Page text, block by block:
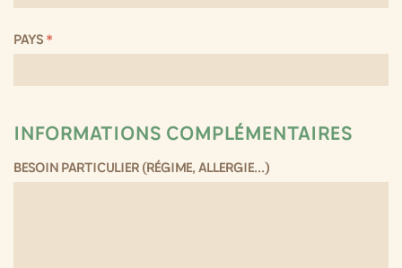
PAYS *
INFORMATIONS COMPLÉMENTAIRES
BESOIN PARTICULIER (RÉGIME, ALLERGIE...)